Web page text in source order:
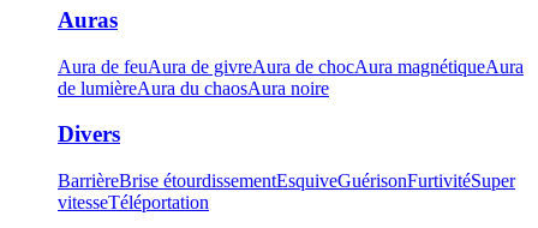
Auras
Aura de feuAura de givreAura de chocAura magnétiqueAura
de lumièreAura du chaosAura noire
Divers
BarrièreBrise étourdissementEsquiveGuérisonFurtivitéSuper
vitesseTéléportation